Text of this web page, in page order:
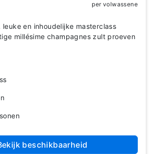
leuke en inhoudelijke masterclass
millésime champagnes zult proeven
per volwassene
beschikbaarheid